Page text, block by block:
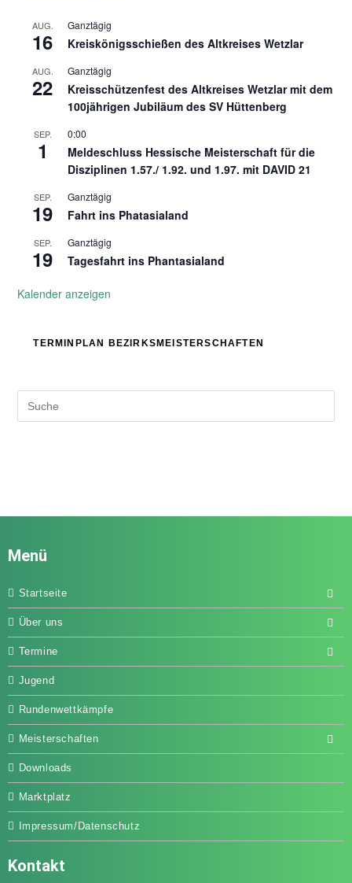
AUG.
16
Ganztägig
Kreiskönigsschießen des Altkreises Wetzlar
AUG.
22
Ganztägig
Kreisschützenfest des Altkreises Wetzlar mit dem
100jährigen Jubiläum des SV Hüttenberg
SEP.
1
0:00
Meldeschluss Hessische Meisterschaft für die
Disziplinen 1.57./ 1.92. und 1.97. mit DAVID 21
SEP.
19
Ganztägig
Fahrt ins Phatasialand
SEP.
19
Ganztägig
Tagesfahrt ins Phantasialand
Kalender anzeigen
TERMINPLAN BEZIRKSMEISTERSCHAFTEN
Menü
Startseite
Über uns
Termine
Jugend
Rundenwettkämpfe
Meisterschaften
Downloads
Marktplatz
Impressum/Datenschutz
Kontakt